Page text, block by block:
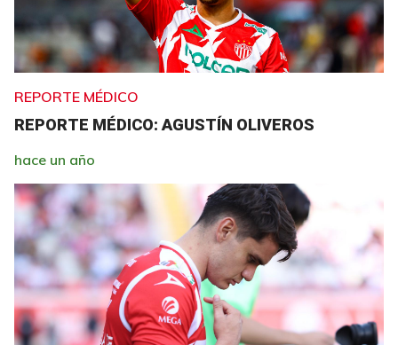
REPORTE MÉDICO
REPORTE MÉDICO: AGUSTÍN OLIVEROS
hace un año